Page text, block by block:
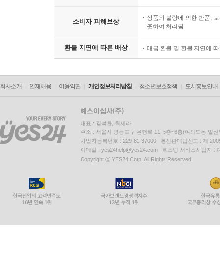
소비자 피해보상
상품의 불량에 의한 반품,
준하여 처리됨
환불 지연에 따른 배상 대금 환불 및 환불 지연에
회사소개 인재채용 이용약관 개인정보처리방침 청소년보호정책 도서홍보안내
대표 : 김석환, 최세라
주소 : 서울시 영등포구 은행로 11, 5층~6층(여의도동,일신
사업자등록번호 : 229-81-37000 통신판매업신고 : 제
이메일 : yes24help@yes24.com 호스팅 서비스사업자 :
Copyright ⓒ YES24 Corp. All Rights Reserved.